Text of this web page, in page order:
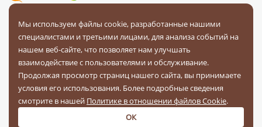
© 2008 — 2026 Первая Фурнитурная Компания.Все права
защищены.
Политика конфиденциальности
Соглашение на обработку персональных данных
Мы используем файлы cookie, разработанные нашими
специалистами и третьими лицами, для анализа событий на
нашем веб-сайте, что позволяет нам улучшать
взаимодействие с пользователями и обслуживание.
Продолжая просмотр страниц нашего сайта, вы принимаете
условия его использования. Более подробные сведения
смотрите в нашей Политике в отношении файлов Cookie.
ОК